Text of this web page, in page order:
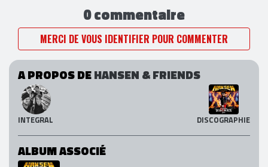
0 commentaire
MERCI DE VOUS IDENTIFIER POUR COMMENTER
A PROPOS DEHANSEN & FRIENDS
INTEGRAL DISCOGRAPHIE
ALBUM ASSOCIÉ